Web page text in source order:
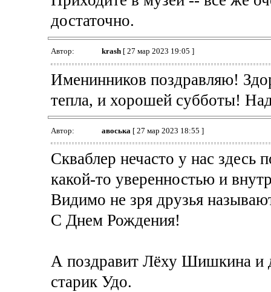
достаточно.
Автор: krash[ 27 мар 2023 19:05 ]
Именинников поздравляю!
тепла, и хорошей субботы!
Автор: авоська [ 27 мар 2023 18:55 ]
Скваблер нечасто у нас здесь
какой-то уверенностью и
Видимо не зря друзья
С Днем Рождения!
А поздравит Лёху Шишкина и
старик Удо.